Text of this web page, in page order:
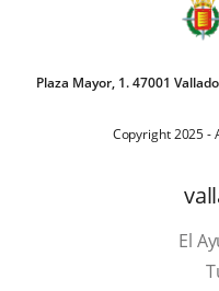
Plaza Mayor, 1. 47001
Copyright 2025 -
El